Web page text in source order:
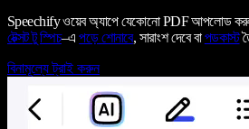
Speechify ওয়েব অ্যাপে যেকোনো PDF আপলোড
টেক্সট টু স্পিচ–এপড়ে শোনাবে, সারাংশ দেবে বাপডকাস্ট
বিনামূল্যে ট্রাই করুন